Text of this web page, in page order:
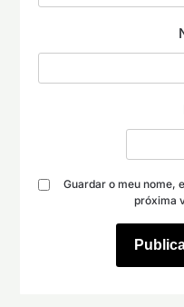
Guardar o meu nome,
próxima